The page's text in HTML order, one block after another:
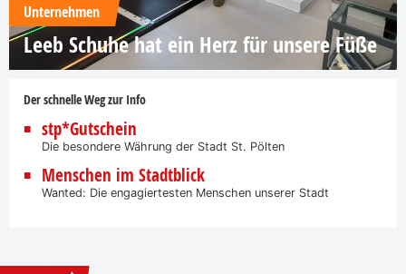
Unternehmen
Leeb Schuhe hat ein Herz für unsere Füße
Der schnelle Weg zur Info
stp*Gutschein
Die besondere Währung der Stadt St. Pölten
Menschen im Stadtblick
Wanted: Die engagiertesten Menschen unserer Stadt